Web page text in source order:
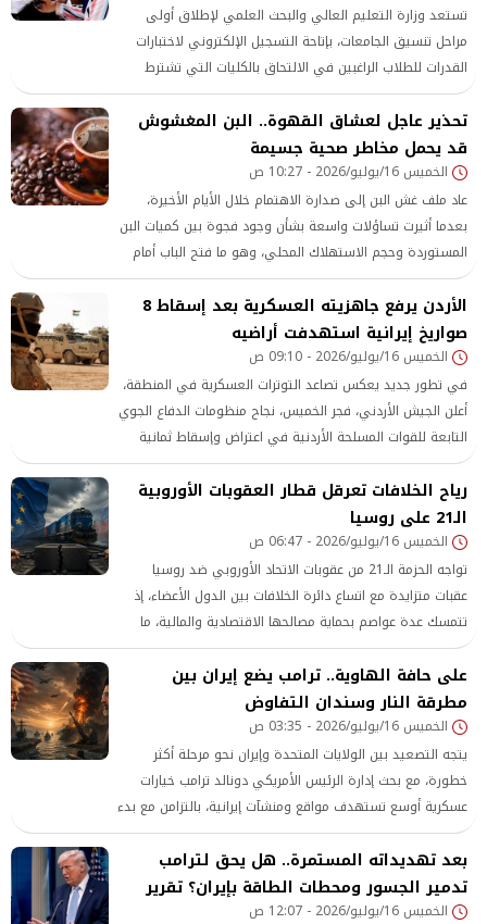
تستعد وزارة التعليم العالي والبحث العلمي لإطلاق أولى
مراحل تنسيق الجامعات، بإتاحة التسجيل الإلكتروني لاختبارات
القدرات للطلاب الراغبين في الالتحاق بالكليات التي تشترط
اجتياز هذه الاختبارات.
تحذير عاجل لعشاق القهوة.. البن المغشوش
قد يحمل مخاطر صحية جسيمة
الخميس 16/يوليو/2026 - 10:27 ص
عاد ملف غش البن إلى صدارة الاهتمام خلال الأيام الأخيرة،
بعدما أثيرت تساؤلات واسعة بشأن وجود فجوة بين كميات البن
المستوردة وحجم الاستهلاك المحلي، وهو ما فتح الباب أمام
مخاوف من انتشار ممارسات الغش التجاري بإضافة مواد أخرى
إلى البن بهدف زيادة الكميات وتحقيق أرباح غير مشروعة على
حساب جودة المنتج وصحة المستهلك.
الأردن يرفع جاهزيته العسكرية بعد إسقاط 8
صواريخ إيرانية استهدفت أراضيه
الخميس 16/يوليو/2026 - 09:10 ص
في تطور جديد يعكس تصاعد التوترات العسكرية في المنطقة،
أعلن الجيش الأردني، فجر الخميس، نجاح منظومات الدفاع الجوي
التابعة للقوات المسلحة الأردنية في اعتراض وإسقاط ثمانية
صواريخ أُطلقت من الأراضي الإيرانية باتجاه المملكة، وذلك في
ظل استمرار التصعيد العسكري وتبادل الهجمات بين الولايات
المتحدة وإيران. واستقرار
رياح الخلافات تعرقل قطار العقوبات الأوروبية
الـ21 على روسيا
الخميس 16/يوليو/2026 - 06:47 ص
تواجه الحزمة الـ21 من عقوبات الاتحاد الأوروبي ضد روسيا
عقبات متزايدة مع اتساع دائرة الخلافات بين الدول الأعضاء، إذ
تتمسك عدة عواصم بحماية مصالحها الاقتصادية والمالية، ما
حال دون التوصل إلى توافق بشأن الإجراءات الجديدة، وأجل
اعتمادها إلى جولة مفاوضات جديدة الأسبوع المقبل.
على حافة الهاوية.. ترامب يضع إيران بين
مطرقة النار وسندان التفاوض
الخميس 16/يوليو/2026 - 03:35 ص
يتجه التصعيد بين الولايات المتحدة وإيران نحو مرحلة أكثر
خطورة، مع بحث إدارة الرئيس الأمريكي دونالد ترامب خيارات
عسكرية أوسع تستهدف مواقع ومنشآت إيرانية، بالتزامن مع بدء
الجيش الأمريكي تنفيذ موجة ثانية من الضربات ضد أهداف
يقول إنها تهدد الملاحة في مضيق هرمز، في وقت لا تزال فيه
المساعي الدبلوماسية قائمة دون تحقيق اختراق.
بعد تهديداته المستمرة.. هل يحق لترامب
تدمير الجسور ومحطات الطاقة بإيران؟ تقرير
الخميس 16/يوليو/2026 - 12:07 ص